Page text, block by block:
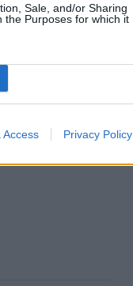
Sale, and/or Sharing
the Purposes for which it
Access Privacy Policy